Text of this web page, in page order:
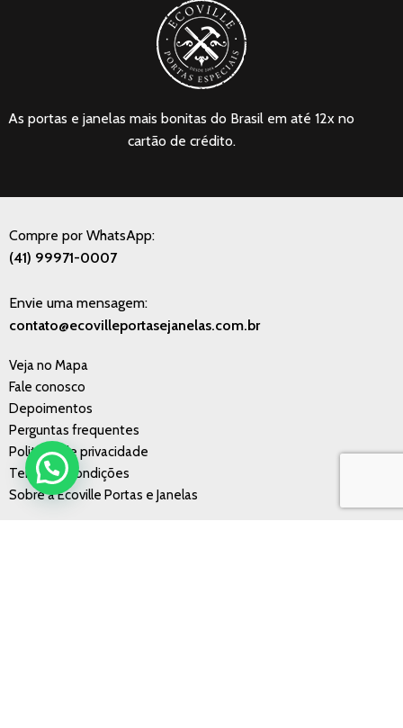
As portas e janelas mais bonitas do Brasil em até 12x no
cartão de crédito.
Compre por WhatsApp:
(41) 99971-0007
Envie uma mensagem:
contato@ecovilleportasejanelas.com.br
Veja no Mapa
Fale conosco
Depoimentos
Perguntas frequentes
Politícas de privacidade
Termos e condições
Sobre a Ecoville Portas e Janelas